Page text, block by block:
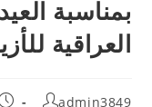
بمناسبة
العراقية
admin3849